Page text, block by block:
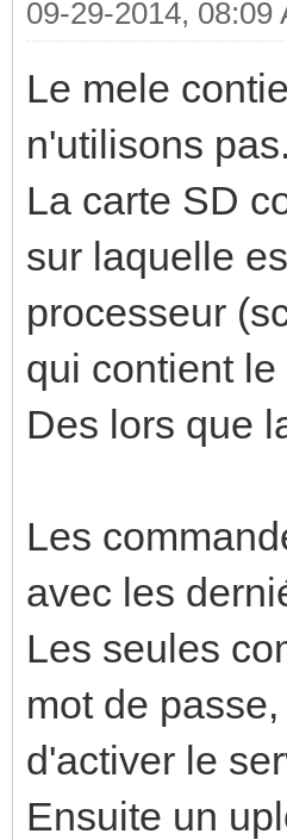
09-29-2014, 08:09
Le mele
n'utilisons
La carte SD
sur laquelle
processeur
qui contient
Des lors que
Les
avec les
Les seules
mot de
d'activer le
Ensuite un